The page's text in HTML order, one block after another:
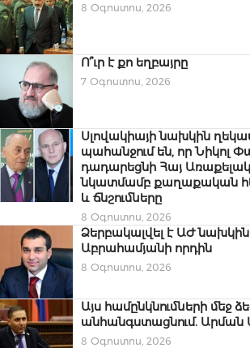
8 Օգոստոս, 2026
Ո՞ւր է քո եղբայրը
7 Օգոստոս, 2026
Սլովակիայի նախկին
պահանջում են, որ Նիկոլ
դադարեցնի Հայ
նկատմամբ քաղաքական
և ճնշումները
8 Օգոստոս, 2026
Ձերբակալվել է ԱԺ
Աբրահամյանի որդին
8 Օգոստոս, 2026
Այս համընկնումների մեջ
անհանգստացնում. Արման
8 Օգոստոս, 2026